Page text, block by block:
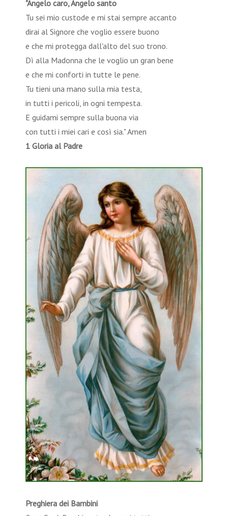
"Angelo caro, Angelo santo
Tu sei mio custode e mi stai sempre accanto
dirai al Signore che voglio essere buono
e che mi protegga dall'alto del suo trono.
Dì alla Madonna che le voglio un gran bene
e che mi conforti in tutte le pene.
Tu tieni una mano sulla mia testa,
in tutti i pericoli, in ogni tempesta.
E guidami sempre sulla buona via
con tutti i miei cari e così sia." Amen
1 Gloria al Padre
Preghiera dei Bambini